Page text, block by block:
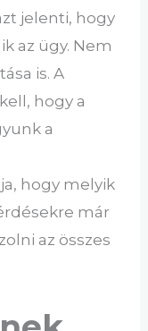
jelenti, hogy
az ügy. Nem
is. A
hogy a
a
hogy melyik
már
az összes